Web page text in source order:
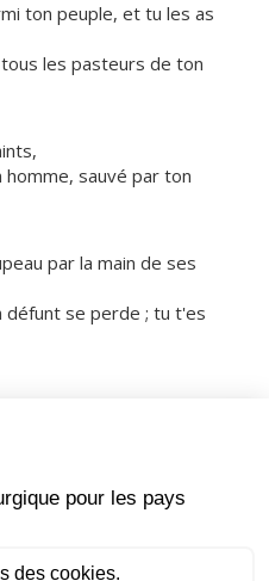
ton peuple, et tu les as
les pasteurs de ton
sauvé par ton
par la main de ses
se perde ; tu t'es
slaves à la lumière,
et Méthode, ouvre
unité rende